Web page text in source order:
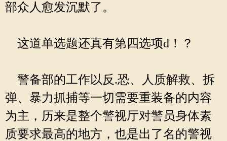
部众人愈发沉默了。
这道单选题还真有第四选项d！？
警备部的工作以反.恐、人质解救、拆
弹、暴力抓捕等一切需要重装备的内容
为主，历来是整个警视厅对警员身体素
质要求最高的地方，也是出了名的警视